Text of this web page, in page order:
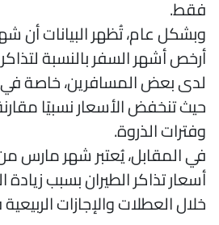
عام، تُظهر البيانات أن
أشهر السفر بالنسبة لتذاكر
بعض المسافرين، خاصة في
تنخفض الأسعار نسبيًا مقارنة
الذروة.
المقابل، يُعتبر شهر مارس من
تذاكر الطيران بسبب زيادة
العطلات والإجازات الربيعية